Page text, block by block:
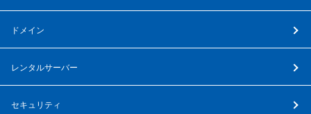
ドメイン
レンタルサーバー
セキュリティ